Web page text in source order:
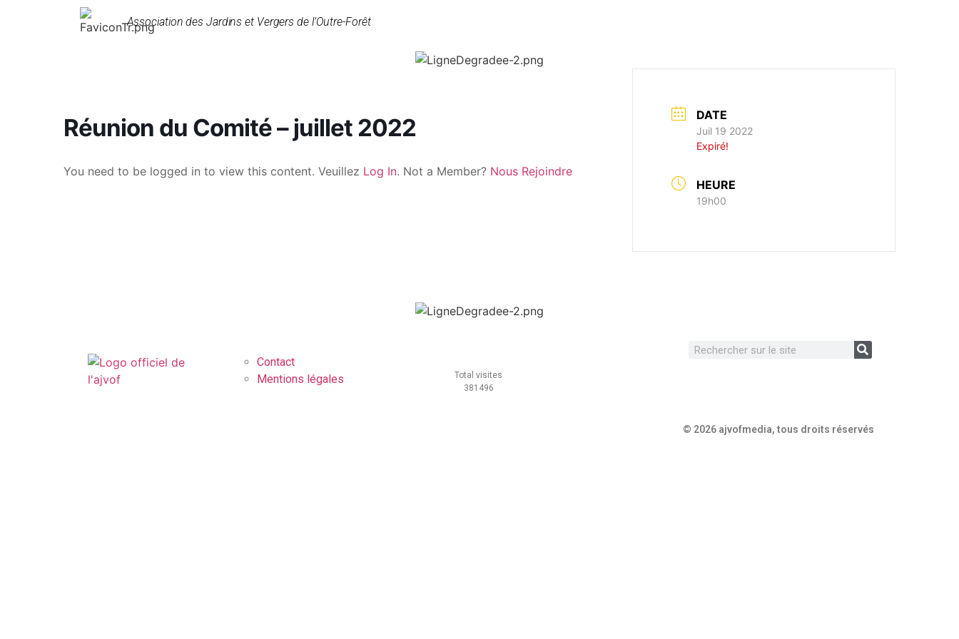
Association des Jardins et Vergers de l’Outre-Forêt
Réunion du Comité – juillet 2022
You need to be logged in to view this content. Veuillez Log In. Not a Member? Nous Rejoindre
DATE
Juil 19 2022
Expiré!
HEURE
19h00
Contact
Mentions légales
Total visites
381496
© 2026 ajvofmedia, tous droits réservés